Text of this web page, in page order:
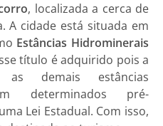
, localizada a cerca de
A cidade está situada em
Estâncias Hidrominerais
título é adquirido pois a
demais estâncias
determinados pré-
Lei Estadual. Com isso,